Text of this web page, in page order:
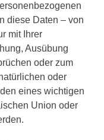
diese Daten – von
mit Ihrer
Ausübung
oder zum
oder
eines wichtigen
Union oder